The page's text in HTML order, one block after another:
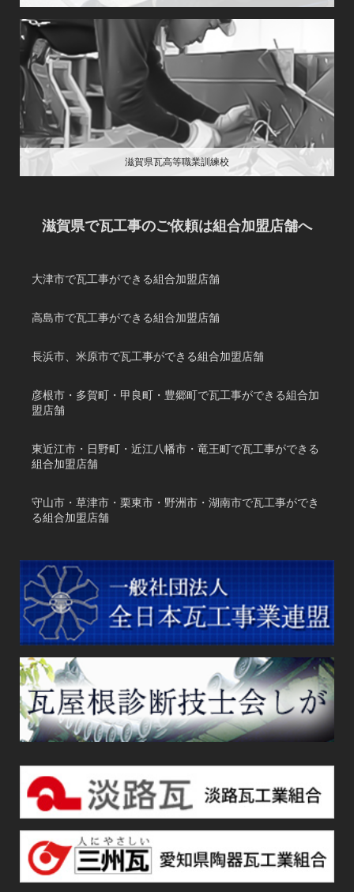
滋賀県瓦高等職業訓練校
滋賀県で瓦工事のご依頼は組合加盟店舗へ
大津市で瓦工事ができる組合加盟店舗
高島市で瓦工事ができる組合加盟店舗
長浜市、米原市で瓦工事ができる組合加盟店舗
彦根市・多賀町・甲良町・豊郷町で瓦工事ができる組合加
盟店舗
東近江市・日野町・近江八幡市・竜王町で瓦工事ができる
組合加盟店舗
守山市・草津市・栗東市・野洲市・湖南市で瓦工事ができ
る組合加盟店舗